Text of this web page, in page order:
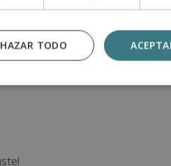
para otros metales puedes
también valdría.
molduras, cambia las
TODO